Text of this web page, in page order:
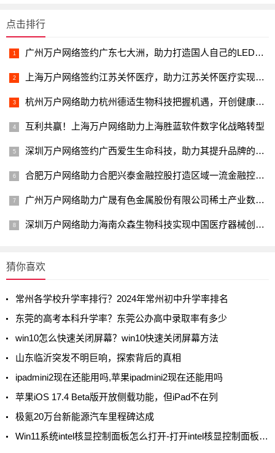
点击排行
广州万户网络签约广东七大洲，助力打造国人自己的LED体育照明民族品牌
上海万户网络签约江苏关怀医疗，助力江苏关怀医疗实现数字化转型升级
杭州万户网络助力杭州德适生物科技把握机遇，开创健康领域的智能时代
互利共赢！上海万户网络助力上海胜蓝软件数字化战略转型
深圳万户网络签约广西爱生生命科技，助力其提升品牌的数字化形象
合肥万户网络助力合肥兴泰金融控股打造区域一流金融控股平台
广州万户网络助力广晟有色金属股份有限公司稀土产业数字化进程
深圳万户网络助力海南众森生物科技实现中国医疗器械创新科技企业的愿景
猜你喜欢
常州各学校升学率排行？2024年常州初中升学率排名
东莞的高考本科升学率？东莞公办高中录取率有多少
win10怎么快速关闭屏幕？win10快速关闭屏幕方法
山东临沂突发不明巨响，探索背后的真相
ipadmini2现在还能用吗,苹果ipadmini2现在还能用吗
苹果iOS 17.4 Beta版开放侧载功能，但iPad不在列
极氪20万台新能源汽车里程碑达成
Win11系统intel核显控制面板怎么打开-打开intel核显控制面板的方法